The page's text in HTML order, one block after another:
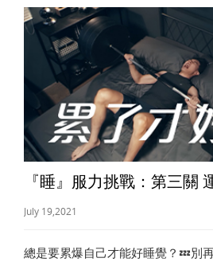
『睡』服力挑戰：第三關
July 19,2021
總是要累爆自己才能好睡覺？💤別